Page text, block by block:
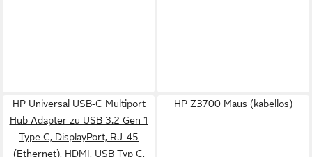
HP Universal USB-C Multiport
Hub Adapter zu USB 3.2 Gen 1
Type C, DisplayPort, RJ-45
(Ethernet), HDMI, USB Typ C,
HP Z3700 Maus (kabellos)